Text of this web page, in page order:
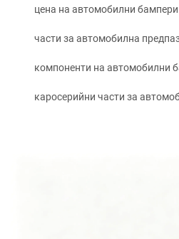
цена на автомобилни бампери
части за автомобилна
компоненти на автомобилни
каросерийни части за